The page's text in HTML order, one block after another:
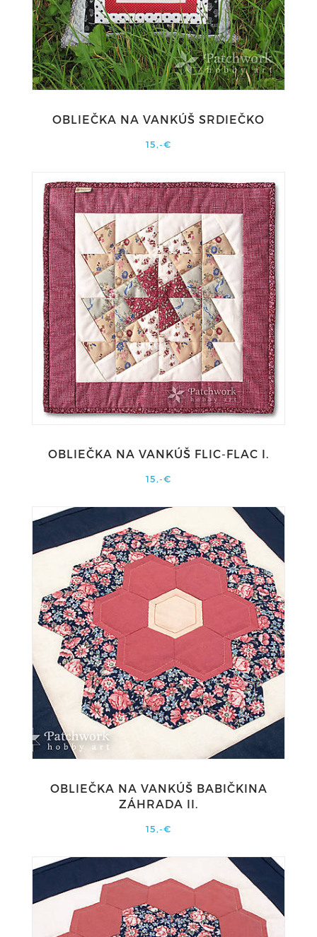
OBLIEČKA NA VANKÚŠ SRDIEČKO
15,-€
OBLIEČKA NA VANKÚŠ FLIC-FLAC I.
15,-€
OBLIEČKA NA VANKÚŠ BABIČKINA
ZÁHRADA II.
15,-€